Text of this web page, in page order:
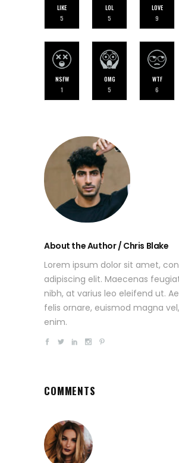
LIKE
5
LOL
5
LOVE
9
NSFW
1
OMG
5
WTF
6
About the Author / Chris Blake
Lorem ipsum dolor sit amet,
adipiscing elit. Maecenas
nibh, at varius leo eleifend ut.
felis ornare, euismod magna
enim.
COMMENTS